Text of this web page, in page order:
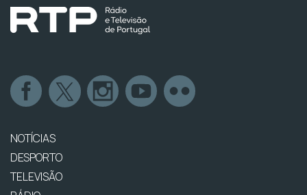
NOTÍCIAS
DESPORTO
TELEVISÃO